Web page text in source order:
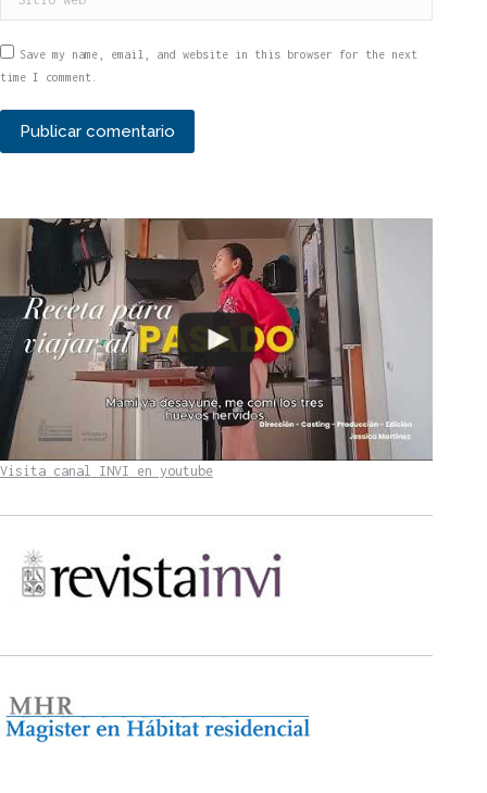
Save my name, email, and website in this browser for the next
time I comment.
Publicar comentario
Visita canal INVI en youtube